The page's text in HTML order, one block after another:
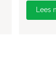
Lees